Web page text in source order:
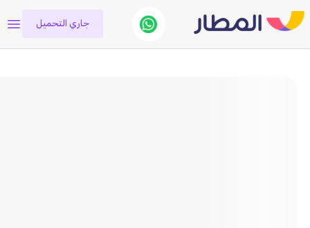
جاري التحميل